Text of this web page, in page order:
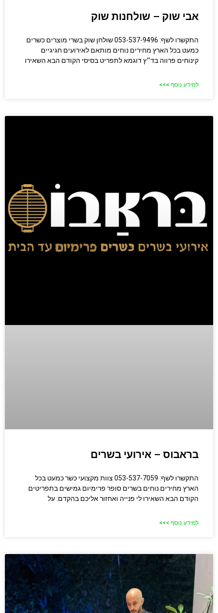
אבי שוק – שולחנות שוק
התקשרו לשף: 053-537-9496 שולחן שוק בשרי מוצרים כשרים
כמעט בכל הארץ מחירים נוחים מותאם לאירועים חגיגיים
קינוחים פרווה בד״ץ דוגמא לתפריט בסיסי הקודם הבא השאירו
למידע נוסף >>>
בראבוס – אירועי בשרים
התקשרו לשף: 053-537-7059 צוות מקצועי כשר כמעט בכל
הארץ מחירים נוחים בשרים סופר פרימיום גמישים בתפריטים
הקודם הבא השאירו לי פנייה ואחזור אליכם בהקדם: על
למידע נוסף >>>